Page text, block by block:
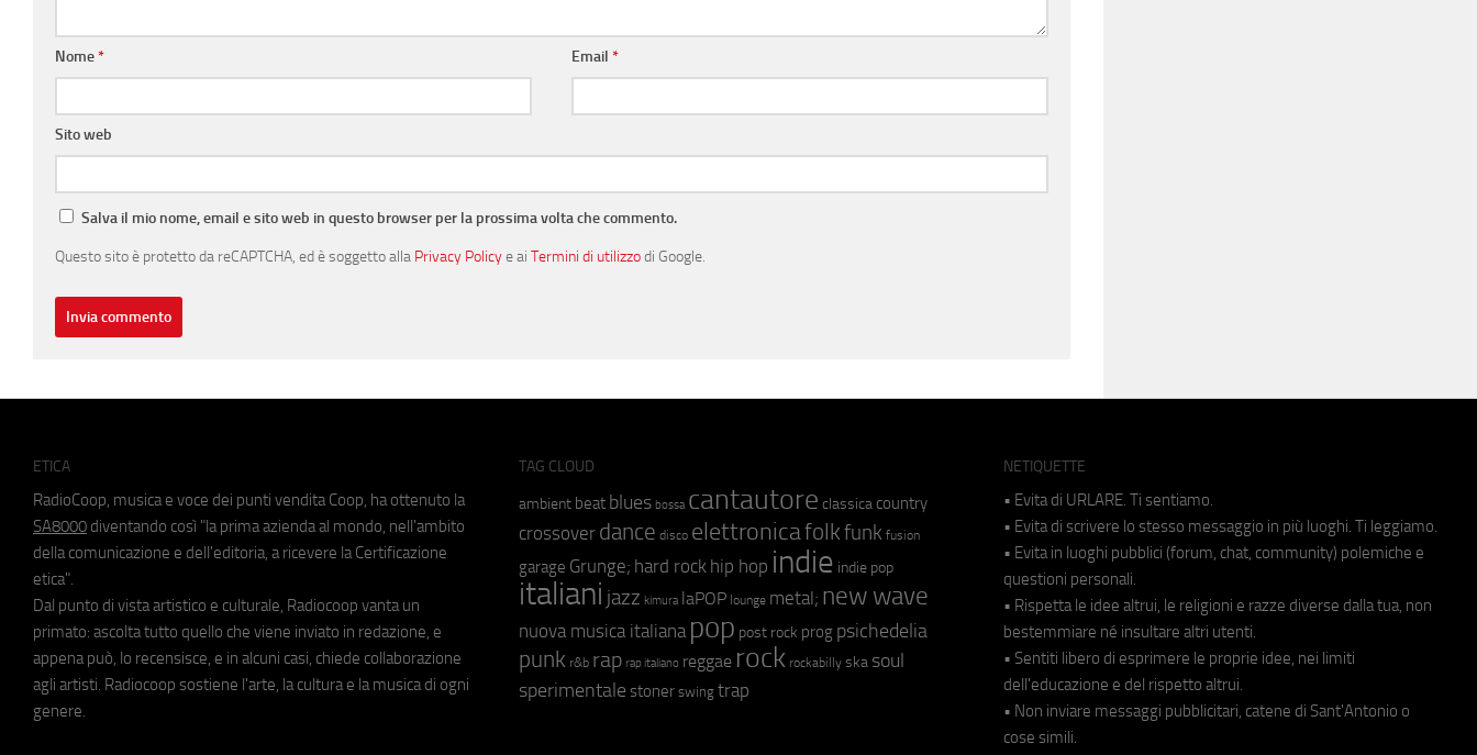
Nome* Email*
Sito web
Salva il mio nome, email e sito web in questo browser per la prossima volta che commento.
Questo sito è protetto da reCAPTCHA, ed è soggetto alla Privacy Policye ai Termini di utilizzodi Google.
ETICA
RadioCoop, musica e voce dei punti vendita Coop, ha ottenuto la
SA8000 diventando così "la prima azienda al mondo, nell'ambito
della comunicazione e dell'editoria, a ricevere la Certificazione
etica".
Dal punto di vista artistico e culturale, Radiocoop vanta un
primato: ascolta tutto quello che viene inviato in redazione, e
appena può, lo recensisce, e in alcuni casi, chiede collaborazione
agli artisti. Radiocoop sostiene l'arte, la cultura e la musica di ogni
genere.
TAG CLOUD
ambient beat blues bossa cantautore classica country
crossover dance disco elettronicafolkfunk fusion
garage Grunge; hard rock hip hop indie indie pop
italiani jazz kimura laPOP lounge metal; new wave
nuova musica italiana pop post rock prog psichedelia
punk r&b rap rap italiano reggae rock rockabilly ska soul
sperimentale stoner swing trap
NETIQUETTE
• Evita di URLARE. Ti sentiamo.
• Evita di scrivere lo stesso messaggio in più luoghi. Ti leggiamo.
• Evita in luoghi pubblici (forum, chat, community) polemiche e
questioni personali.
• Rispetta le idee altrui, le religioni e razze diverse dalla tua, non
bestemmiare né insultare altri utenti.
• Sentiti libero di esprimere le proprie idee, nei limiti
dell'educazione e del rispetto altrui.
• Non inviare messaggi pubblicitari, catene di Sant'Antonio o
cose simili.